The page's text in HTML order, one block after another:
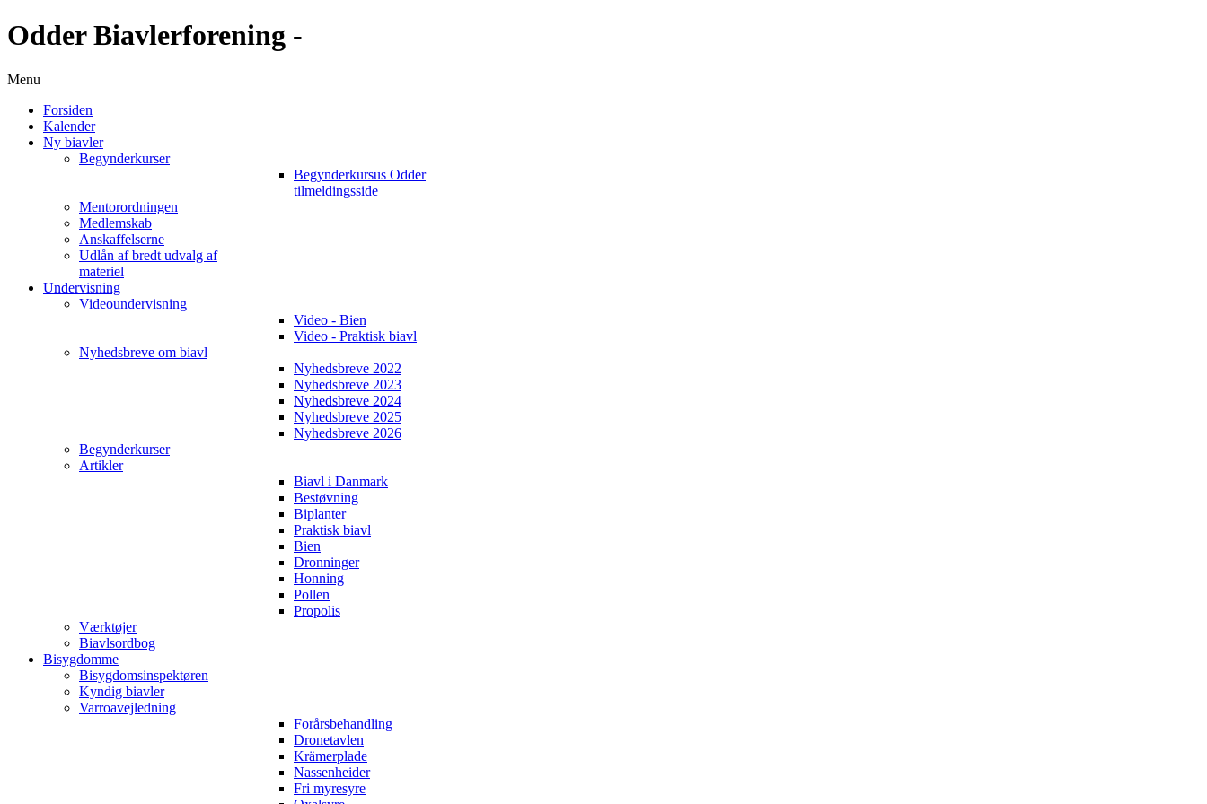
Odder Biavlerforening -
Menu
Forsiden
Kalender
Ny biavler
Begynderkurser
Begynderkursus Odder
tilmeldingsside
Mentorordningen
Medlemskab
Anskaffelserne
Udlån af bredt udvalg af
materiel
Undervisning
Videoundervisning
Video - Bien
Video - Praktisk biavl
Nyhedsbreve om biavl
Nyhedsbreve 2022
Nyhedsbreve 2023
Nyhedsbreve 2024
Nyhedsbreve 2025
Nyhedsbreve 2026
Begynderkurser
Artikler
Biavl i Danmark
Bestøvning
Biplanter
Praktisk biavl
Bien
Dronninger
Honning
Pollen
Propolis
Værktøjer
Biavlsordbog
Bisygdomme
Bisygdomsinspektøren
Kyndig biavler
Varroavejledning
Forårsbehandling
Dronetavlen
Krämerplade
Nassenheider
Fri myresyre